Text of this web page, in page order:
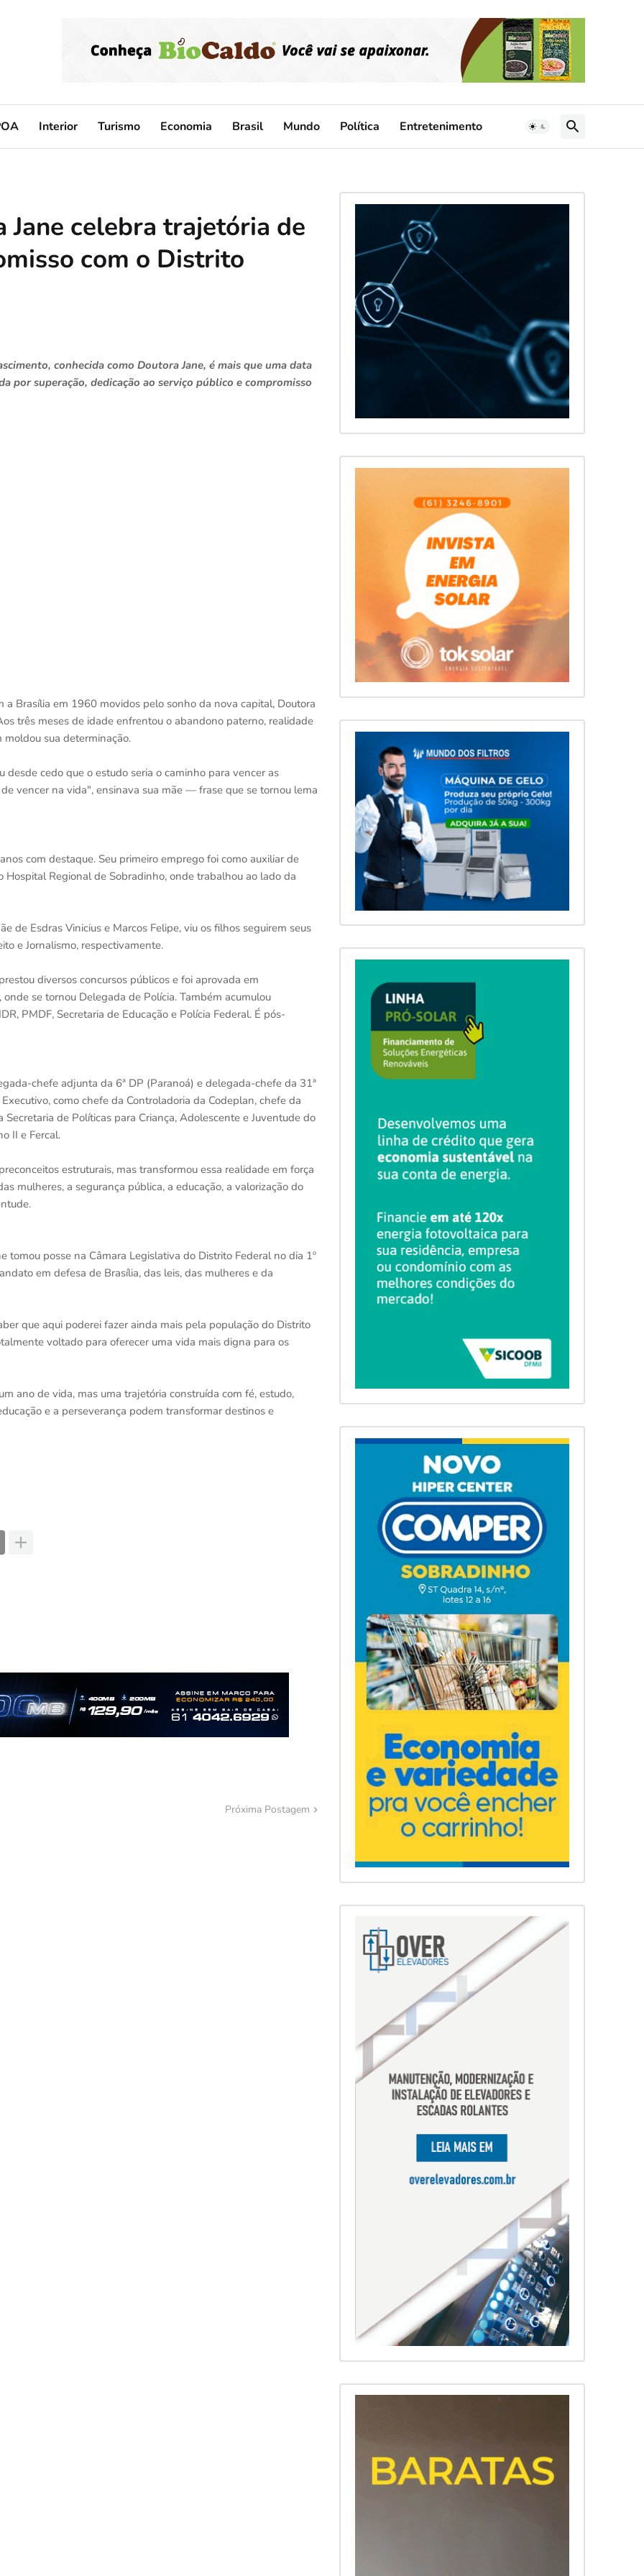
Interior Turismo Economia Brasil Mundo Política Entretenimento
celebra trajetória de
com o Distrito
conhecida como Doutora Jane, é mais que uma data
por superação, dedicação ao serviço público e compromisso
Brasília em 1960 movidos pelo sonho da nova capital, Doutora
três meses de idade enfrentou o abandono paterno, realidade
sua determinação.
cedo que o estudo seria o caminho para vencer as
vencer na vida", ensinava sua mãe — frase que se tornou lema
com destaque. Seu primeiro emprego foi como auxiliar de
Regional de Sobradinho, onde trabalhou ao lado da
de Esdras Vinicius e Marcos Felipe, viu os filhos seguirem seus
e Jornalismo, respectivamente.
diversos concursos públicos e foi aprovada em
se tornou Delegada de Polícia. Também acumulou
PMDF, Secretaria de Educação e Polícia Federal. É pós-
chefe adjunta da 6ª DP (Paranoá) e delegada-chefe da 31ª
como chefe da Controladoria da Codeplan, chefe da
de Políticas para Criança, Adolescente e Juventude do
II e Fercal.
estruturais, mas transformou essa realidade em força
mulheres, a segurança pública, a educação, a valorização do
posse na Câmara Legislativa do Distrito Federal no dia 1º
em defesa de Brasília, das leis, das mulheres e da
que aqui poderei fazer ainda mais pela população do Distrito
voltado para oferecer uma vida mais digna para os
ano de vida, mas uma trajetória construída com fé, estudo,
e a perseverança podem transformar destinos e
Próxima Postagem